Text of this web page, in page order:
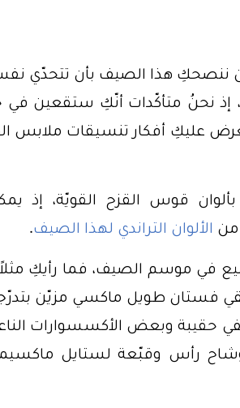
ننصحكِ هذا الصيف بأن تتحدّي
إذ نحنُ متأكّدات أنّكِ ستقعين
عليكِ أفكار تنسيقات ملابس
قوس القزح القويّة، إذ
من الألوان التراندي لهذا الصيف.
في موسم الصيف، فما رأيكِ
فستان طويل ماكسي مزيّن
حقيبة وبعض الأكسسوارات
وشاح رأس وقبّعة لستايل